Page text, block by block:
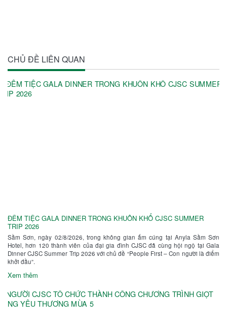
CHỦ ĐỀ LIÊN QUAN
ĐÊM TIỆC GALA DINNER TRONG KHUÔN KHỔ CJSC SUMMER
TRIP 2026
Sầm Sơn, ngày 02/8/2026, trong không gian ấm cúng tại Anyla Sầm Sơn
Hotel, hơn 120 thành viên của đại gia đình CJSC đã cùng hội ngộ tại Gala
Dinner CJSC Summer Trip 2026 với chủ đề “People First – Con người là điểm
khởi đầu”.
Xem thêm